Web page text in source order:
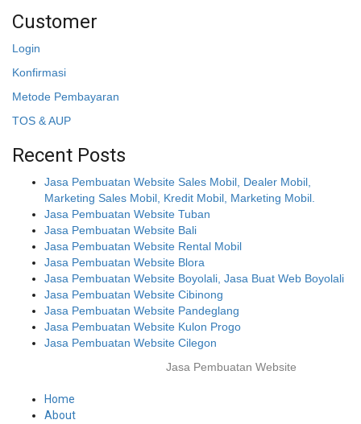
Customer
Login
Konfirmasi
Metode Pembayaran
TOS & AUP
Recent Posts
Jasa Pembuatan Website Sales Mobil, Dealer Mobil,
Marketing Sales Mobil, Kredit Mobil, Marketing Mobil.
Jasa Pembuatan Website Tuban
Jasa Pembuatan Website Bali
Jasa Pembuatan Website Rental Mobil
Jasa Pembuatan Website Blora
Jasa Pembuatan Website Boyolali, Jasa Buat Web Boyolali
Jasa Pembuatan Website Cibinong
Jasa Pembuatan Website Pandeglang
Jasa Pembuatan Website Kulon Progo
Jasa Pembuatan Website Cilegon
Jasa Pembuatan Website
Home
About